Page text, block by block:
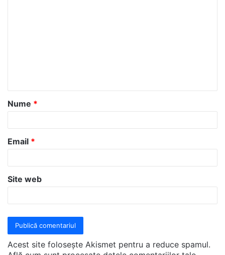
a
r
u
*
Nume *
Email *
Site web
Acest site folosește Akismet pentru a reduce spamul.